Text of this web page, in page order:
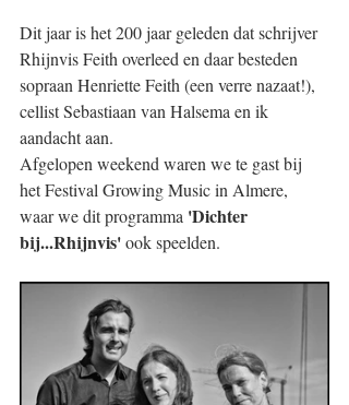
Dit jaar is het 200 jaar geleden dat schrijver
Rhijnvis Feith overleed en daar besteden
sopraan Henriette Feith (een verre nazaat!),
cellist Sebastiaan van Halsema en ik
aandacht aan.
Afgelopen weekend waren we te gast bij
het Festival Growing Music in Almere,
waar we dit programma 'Dichter
bij...Rhijnvis' ook speelden.